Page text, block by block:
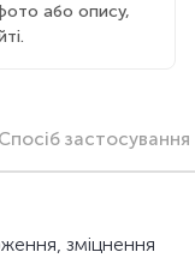
або опису,
Спосіб застосування
зміцнення